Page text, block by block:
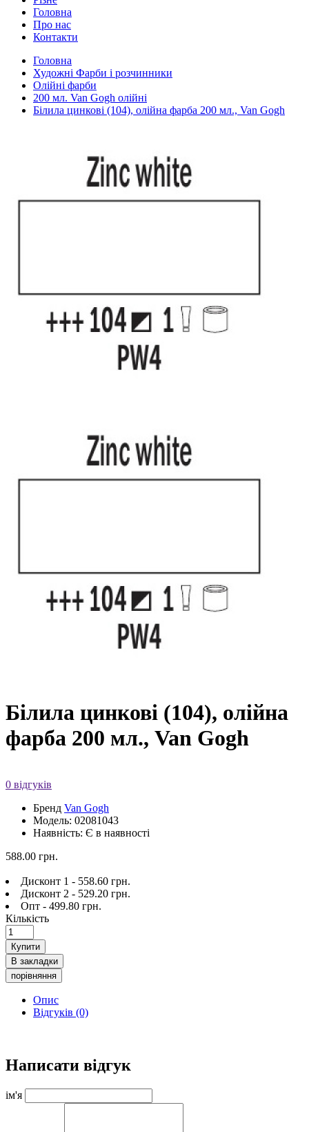
Головна
Про нас
Контакти
Головна
Художні Фарби і розчинники
Олійні фарби
200 мл. Van Gogh олійні
Білила цинкові (104), олійна фарба 200 мл., Van Gogh
Білила цинкові (104), олійна
фарба 200 мл., Van Gogh
0 відгуків
Бренд Van Gogh
Модель: 02081043
Наявність: Є в наявності
588.00 грн.
Дисконт 1 - 558.60 грн.
Дисконт 2 - 529.20 грн.
Опт - 499.80 грн.
Кількість
Купити
В закладки
порівняння
Опис
Відгуків (0)
Написати відгук
ім'я